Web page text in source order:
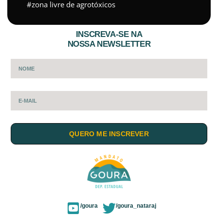
zona livre de agrotóxicos
INSCREVA-SE NA
NOSSA NEWSLETTER
QUERO ME INSCREVER
/goura /goura_nataraj